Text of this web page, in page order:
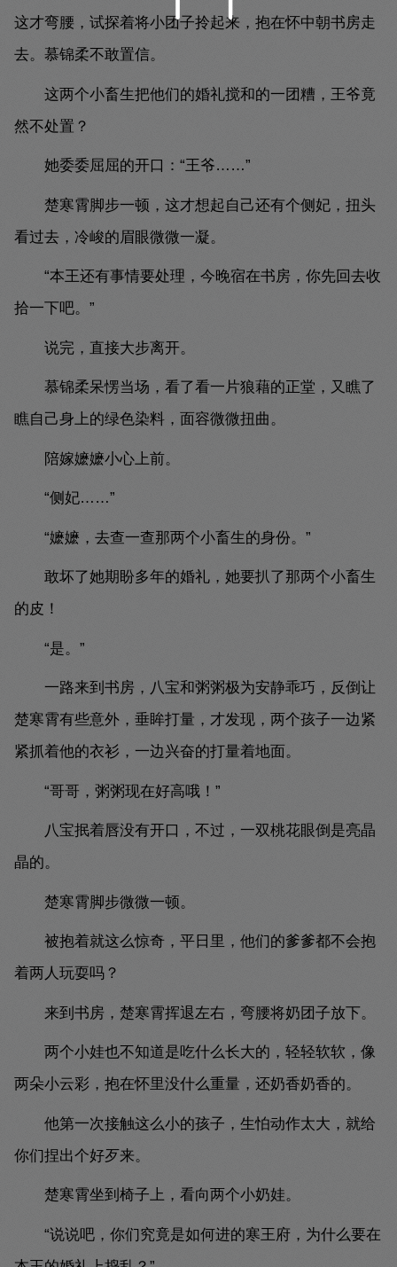
这才弯腰，试探着将小团子拎起来，抱在怀中朝书房走
去。慕锦柔不敢置信。
这两个小畜生把他们的婚礼搅和的一团糟，王爷竟
然不处置？
她委委屈屈的开口：“王爷……”
楚寒霄脚步一顿，这才想起自己还有个侧妃，扭头
看过去，冷峻的眉眼微微一凝。
“本王还有事情要处理，今晚宿在书房，你先回去收
拾一下吧。”
说完，直接大步离开。
慕锦柔呆愣当场，看了看一片狼藉的正堂，又瞧了
瞧自己身上的绿色染料，面容微微扭曲。
陪嫁嬷嬷小心上前。
“侧妃……”
“嬷嬷，去查一查那两个小畜生的身份。”
敢坏了她期盼多年的婚礼，她要扒了那两个小畜生
的皮！
“是。”
一路来到书房，八宝和粥粥极为安静乖巧，反倒让
楚寒霄有些意外，垂眸打量，才发现，两个孩子一边紧
紧抓着他的衣衫，一边兴奋的打量着地面。
“哥哥，粥粥现在好高哦！”
八宝抿着唇没有开口，不过，一双桃花眼倒是亮晶
晶的。
楚寒霄脚步微微一顿。
被抱着就这么惊奇，平日里，他们的爹爹都不会抱
着两人玩耍吗？
来到书房，楚寒霄挥退左右，弯腰将奶团子放下。
两个小娃也不知道是吃什么长大的，轻轻软软，像
两朵小云彩，抱在怀里没什么重量，还奶香奶香的。
他第一次接触这么小的孩子，生怕动作太大，就给
你们捏出个好歹来。
楚寒霄坐到椅子上，看向两个小奶娃。
“说说吧，你们究竟是如何进的寒王府，为什么要在